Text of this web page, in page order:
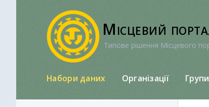
Місцевий
Типове рішення Місцевого
Набори даних Організації Групи